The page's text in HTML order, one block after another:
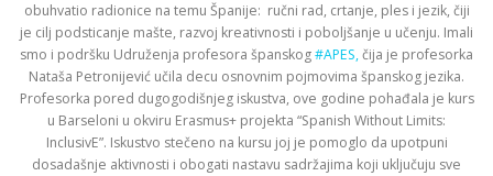
obuhvatio radionice na temu Španije: ručni rad, crtanje, ples i jezik, čiji
je cilj podsticanje mašte, razvoj kreativnosti i poboljšanje u učenju. Imali
smo i podršku Udruženja profesora španskog#APES,čija je profesorka
Nataša Petronijević učila decu osnovnim pojmovima španskog jezika.
Profesorka pored dugogodišnjeg iskustva, ove godine pohađala je kurs
u Barseloni u okviru Erasmus+ projekta “Spanish Without Limits:
InclusivE”. Iskustvo stečeno na kursu joj je pomoglo da upotpuni
dosadašnje aktivnosti i obogati nastavu sadržajima koji uključuju sve